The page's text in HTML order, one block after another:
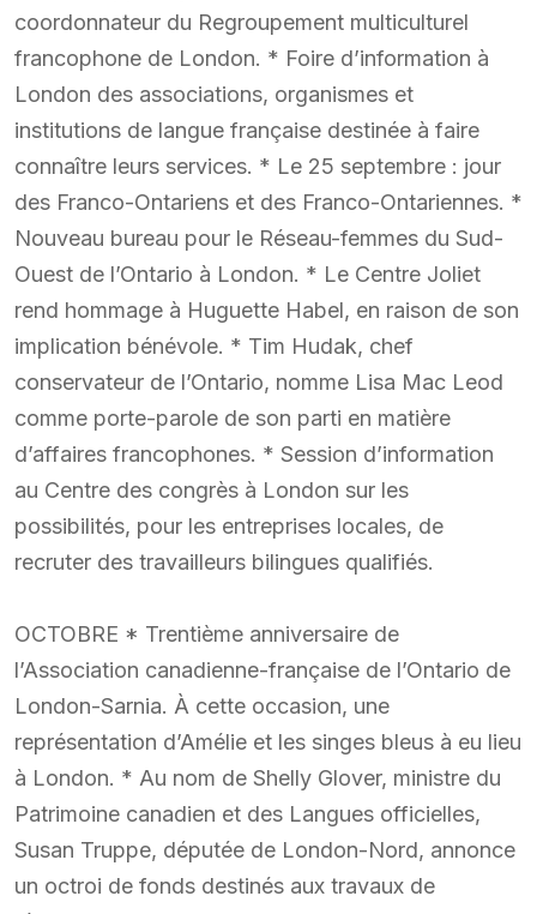
coordonnateur du Regroupement multiculturel
francophone de London. * Foire d’information à
London des associations, organismes et
institutions de langue française destinée à faire
connaître leurs services. * Le 25 septembre : jour
des Franco-Ontariens et des Franco-Ontariennes. *
Nouveau bureau pour le Réseau-femmes du Sud-
Ouest de l’Ontario à London. * Le Centre Joliet
rend hommage à Huguette Habel, en raison de son
implication bénévole. * Tim Hudak, chef
conservateur de l’Ontario, nomme Lisa Mac Leod
comme porte-parole de son parti en matière
d’affaires francophones. * Session d’information
au Centre des congrès à London sur les
possibilités, pour les entreprises locales, de
recruter des travailleurs bilingues qualifiés.
OCTOBRE * Trentième anniversaire de
l’Association canadienne-française de l’Ontario de
London-Sarnia. À cette occasion, une
représentation d’Amélie et les singes bleus à eu lieu
à London. * Au nom de Shelly Glover, ministre du
Patrimoine canadien et des Langues officielles,
Susan Truppe, députée de London-Nord, annonce
un octroi de fonds destinés aux travaux de